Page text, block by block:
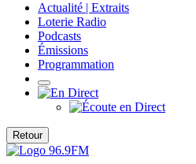
Actualité | Extraits
Loterie Radio
Podcasts
Émissions
Programmation
Retour